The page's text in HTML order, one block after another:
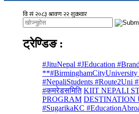
ट्रेण्डिङ :
#JituNepal #JEducation
**#BirminghamCityUniversity
#NepaliStudents #Route2Uni
#कमरेडसमिति KIIT NEPALI
PROGRAM DESTINATION
#SugarikaKC